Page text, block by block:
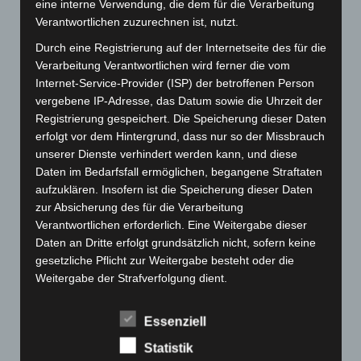
November 2025(114)
Oktober 2025(112)
September 2025(93)
August 2025
(90)
Juli 2025(90)
Juni 2025(103)
Mai 2025(112)
April 2025(88)
März 2025(111)
Februar 2025(96)
Januar 2025(88)
Dezember 2024
(94)
(93)
eine interne Verwendung, die dem für die Verarbeitung
Verantwortlichen zuzurechnen ist, nutzt.
Durch eine Registrierung auf der Internetseite des für die
Verarbeitung Verantwortlichen wird ferner die vom
Internet-Service-Provider (ISP) der betroffenen Person
vergebene IP-Adresse, das Datum sowie die Uhrzeit der
Registrierung gespeichert. Die Speicherung dieser Daten
erfolgt vor dem Hintergrund, dass nur so der Missbrauch
unserer Dienste verhindert werden kann, und diese
Daten im Bedarfsfall ermöglichen, begangene Straftaten
aufzuklären. Insofern ist die Speicherung dieser Daten
zur Absicherung des für die Verarbeitung
Verantwortlichen erforderlich. Eine Weitergabe dieser
Daten an Dritte erfolgt grundsätzlich nicht, sofern keine
gesetzliche Pflicht zur Weitergabe besteht oder die
Weitergabe der Strafverfolgung dient.
freiwilliger Angabe personenbezogener Daten dient dem
für die Verarbeitung Verantwortlichen dazu, der
betroffenen Person Inhalte oder Leistungen anzubieten,
Essenziell
Statistik